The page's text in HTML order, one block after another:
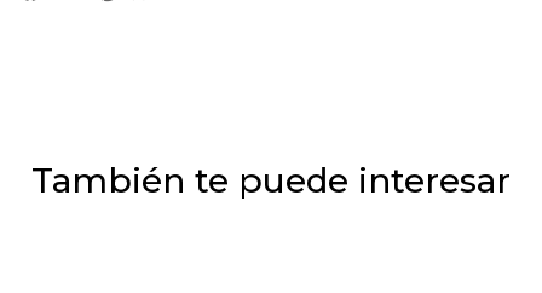
También te puede interesar